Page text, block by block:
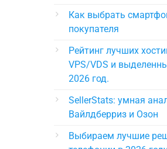
Как выбрать
покупателя
Рейтинг лучших
VPS/VDS и
2026 год.
SellerStats: умная
Вайлдберриз и Озон
Выбираем лучшие